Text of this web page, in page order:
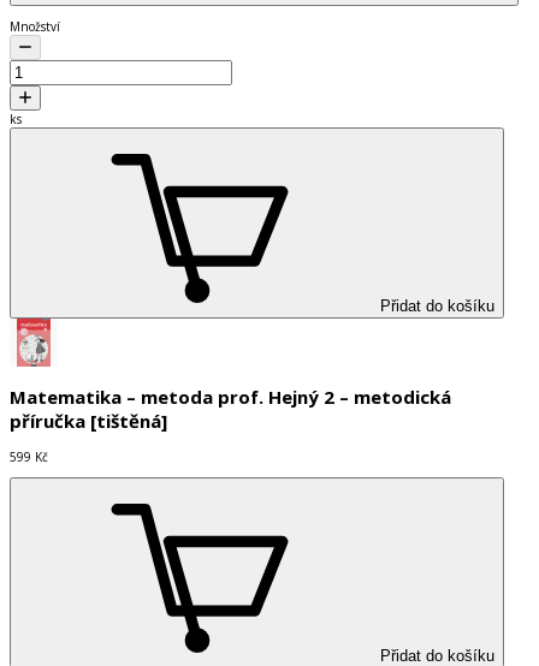
Množství
ks
Přidat do košíku
Matematika – metoda prof. Hejný 2 – metodická
příručka [tištěná]
599 Kč
Přidat do košíku